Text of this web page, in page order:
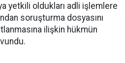
yetkili oldukları adli işlemlere
soruşturma dosyasını
ilişkin hükmün